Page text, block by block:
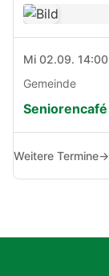
Mi 02.09. 14:00
Gemeinde
Seniorencafé
Weitere Termine→